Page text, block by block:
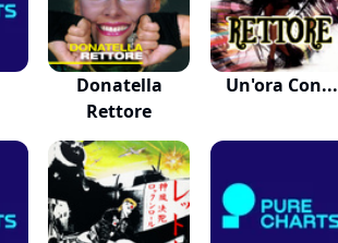
Donatella
Rettore
Un'ora Con...